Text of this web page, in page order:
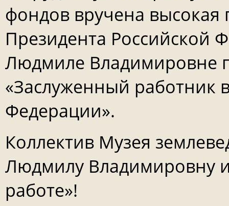
фондов вручена высокая
Президента Российской
Людмиле Владимировне
«Заслуженный
Федерации».
Коллектив Музея
Людмилу Владимировну
работе»!